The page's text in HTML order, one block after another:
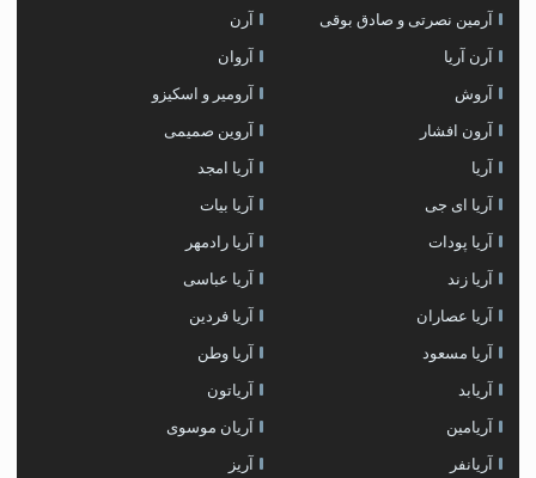
آرمین نصرتی و صادق بوقی آرن
آرن آریا آروان
آروش آرومیر و اسکیزو
آرون افشار آروین صمیمی
آریا آریا امجد
آریا ای جی آریا بیات
آریا پودات آریا رادمهر
آریا زند آریا عباسی
آریا عصاران آریا فردین
آریا مسعود آریا وطن
آریابد آریاتون
آریامین آریان موسوی
آریانفر آریز